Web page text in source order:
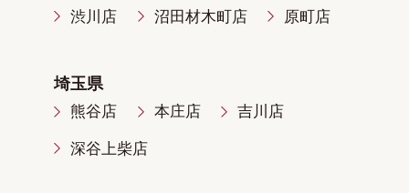
渋川店
沼田材木町店 原町店
埼玉県
熊谷店 本庄店 吉川店
深谷上柴店